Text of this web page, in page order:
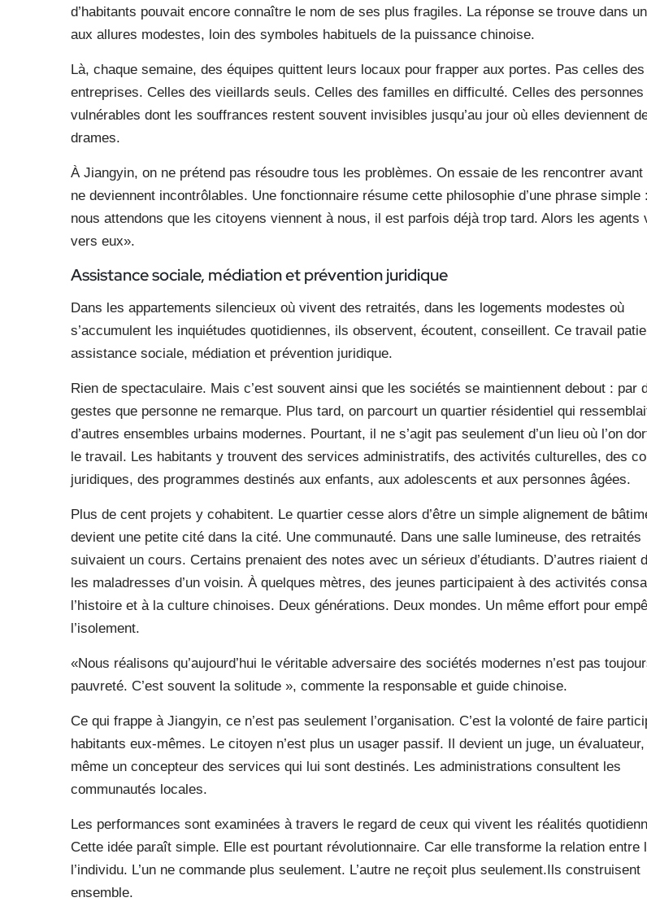
d’habitants pouvait encore connaître le nom de ses plus fragiles. La réponse se trouve dans
aux allures modestes, loin des symboles habituels de la puissance chinoise.
Là, chaque semaine, des équipes quittent leurs locaux pour frapper aux portes. Pas celles des
entreprises. Celles des vieillards seuls. Celles des familles en difficulté. Celles des personnes
vulnérables dont les souffrances restent souvent invisibles jusqu’au jour où elles deviennent
drames.
À Jiangyin, on ne prétend pas résoudre tous les problèmes. On essaie de les rencontrer avant
ne deviennent incontrôlables. Une fonctionnaire résume cette philosophie d’une phrase simple
nous attendons que les citoyens viennent à nous, il est parfois déjà trop tard. Alors les agents
vers eux».
Assistance sociale, médiationet prévention juridique
Dans les appartements silencieux où vivent des retraités, dans les logements modestes où
s’accumulent les inquiétudes quotidiennes, ils observent, écoutent, conseillent. Ce travail
assistance sociale, médiation et prévention juridique.
Rien de spectaculaire. Mais c’est souvent ainsi que les sociétés se maintiennent debout : par
gestes que personne ne remarque. Plus tard, on parcourt un quartier résidentiel qui
d’autres ensembles urbains modernes. Pourtant, il ne s’agit pas seulement d’un lieu où l’on
le travail. Les habitants y trouvent des services administratifs, des activités culturelles, des
juridiques, des programmes destinés aux enfants, aux adolescents et aux personnes âgées.
Plus de cent projets y cohabitent. Le quartier cesse alors d’être un simple alignement de
devient une petite cité dans la cité. Une communauté. Dans une salle lumineuse, des retraités
suivaient un cours. Certains prenaient des notes avec un sérieux d’étudiants. D’autres riaient
les maladresses d’un voisin. À quelques mètres, des jeunes participaient à des activités
l’histoire et à la culture chinoises. Deux générations. Deux mondes. Un même effort pour
l’isolement.
«Nous réalisons qu’aujourd’hui le véritable adversaire des sociétés modernes n’est pas
pauvreté. C’est souvent la solitude », commente la responsable et guide chinoise.
Ce qui frappe à Jiangyin, ce n’est pas seulement l’organisation. C’est la volonté de faire
habitants eux-mêmes. Le citoyen n’est plus un usager passif. Il devient un juge, un
même un concepteur des services qui lui sont destinés. Les administrations consultent les
communautés locales.
Les performances sont examinées à travers le regard de ceux qui vivent les réalités
Cette idée paraît simple. Elle est pourtant révolutionnaire. Car elle transforme la relation entre
l’individu. L’un ne commande plus seulement. L’autre ne reçoit plus seulement.Ils construisent
ensemble.